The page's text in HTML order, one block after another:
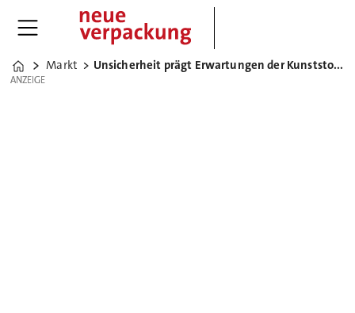
Home
Markt Unsicherheit prägt Erwartungen der Kunststoffverpacker
ANZEIGE
ANZEIGE